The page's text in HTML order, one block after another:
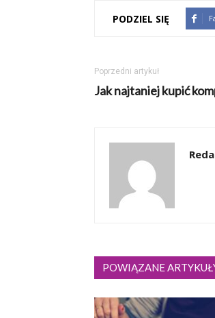
PODZIEL SIĘ
Poprzedni artykuł
Jak najtaniej kupić
POWIĄZANE